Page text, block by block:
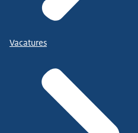
Vacatures